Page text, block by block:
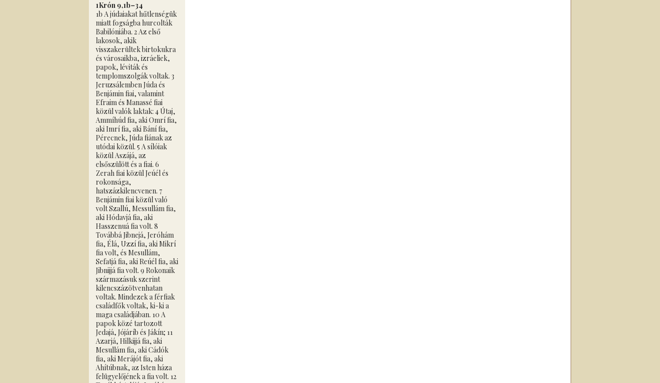
1Krón 9,1b–34
1b A júdaiakat hűtlenségük
miatt fogságba hurcolták
Babilóniába. 2 Az első
lakosok, akik
visszakerültek birtokukra
és városaikba, izráeliek,
papok, léviták és
templomszolgák voltak. 3
Jeruzsálemben Júda és
Benjámin fiai, valamint
Efraim és Manassé fiai
közül valók laktak: 4 Útaj,
Ammíhúd fia, aki Omrí fia,
aki Imrí fia, aki Bání fia,
Pérecnek, Júda fiának az
utódai közül. 5 A sílóiak
közül Aszájá, az
elsőszülött és a fiai. 6
Zerah fiai közül Jeúél és
rokonsága,
hatszázkilencvenen. 7
Benjámin fiai közül való
volt Szallú, Messullám fia,
aki Hódavjá fia, aki
Hasszenuá fia volt. 8
Továbbá Jibnejá, Jeróhám
fia, Élá, Uzzí fia, aki Mikrí
fia volt, és Mesullám,
Sefatjá fia, aki Reúél fia, aki
Jibnijjá fia volt. 9 Rokonaik
származásuk szerint
kilencszázötvenhatan
voltak. Mindezek a férfiak
családfők voltak, ki-ki a
maga családjában. 10 A
papok közé tartozott
Jedajá, Jójáríb és Jákín; 11
Azarjá, Hilkijjá fia, aki
Mesullám fia, aki Cádók
fia, aki Merájót fia, aki
Ahítúbnak, az Isten háza
felügyelőjének a fia volt. 12